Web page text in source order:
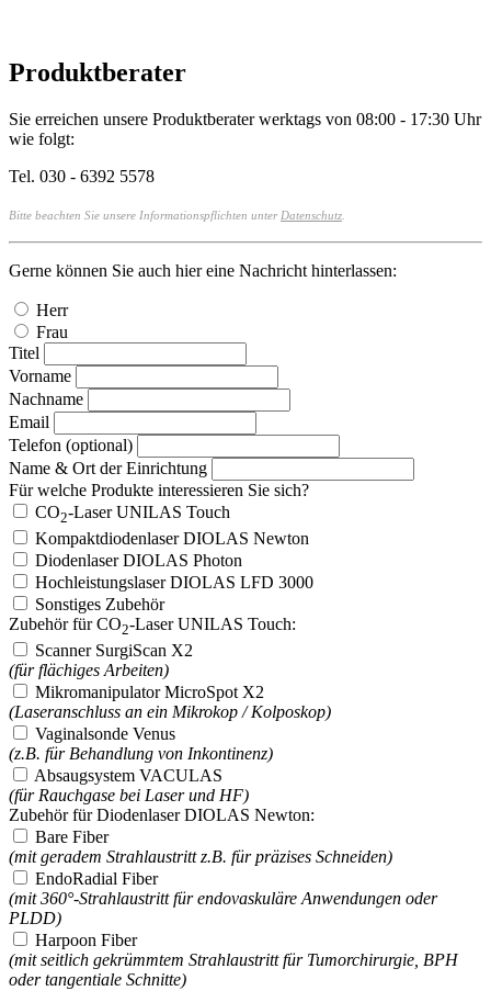
Produktberater
Sie erreichen unsere Produktberater werktags von 08:00 - 17:30 Uhr
wie folgt:
Tel. 030 - 6392 5578
Bitte beachten Sie unsere Informationspflichten unter Datenschutz
Gerne können Sie auch hier eine Nachricht hinterlassen:
Herr
Frau
Titel
Vorname
Nachname
Email
Telefon (optional)
Name & Ort der Einrichtung
Für welche Produkte interessieren Sie sich?
CO2-Laser UNILAS Touch
Kompaktdiodenlaser DIOLAS Newton
Diodenlaser DIOLAS Photon
Hochleistungslaser DIOLAS LFD 3000
Sonstiges Zubehör
Zubehör für CO2-Laser UNILAS Touch:
Scanner SurgiScan X2
(für flächiges Arbeiten)
Mikromanipulator MicroSpot X2
(Laseranschluss an ein Mikrokop / Kolposkop)
Vaginalsonde Venus
(z.B. für Behandlung von Inkontinenz)
Absaugsystem VACULAS
(für Rauchgase bei Laser und HF)
Zubehör für Diodenlaser DIOLAS Newton:
Bare Fiber
(mit geradem Strahlaustritt z.B. für präzises Schneiden)
EndoRadial Fiber
(mit 360°-Strahlaustritt für endovaskuläre Anwendungen oder
PLDD)
Harpoon Fiber
(mit seitlich gekrümmtem Strahlaustritt für Tumorchirurgie, BPH
oder tangentiale Schnitte)